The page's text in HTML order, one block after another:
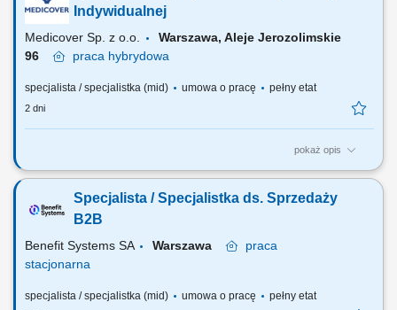
przygotowywanie ofert i budowanie relacji z klientami; Analiza wyników,
marż, rentowności projektów...
Indywidualnej
Medicover Sp. z o.o.
Warszawa, Aleje Jerozolimskie
96
praca hybrydowa
specjalista / specjalistka (mid) umowa o pracę pełny etat
2 dni
pokaż opis
Szukamy Ciebie, jeśli: jesteś na początku swojej drogi zawodowej lub
pierwsze doświadczenie w pracy w sprzedaży), chcesz rozwijać
kompetencje sprzedażowe i nauczyć się skutecznego dopasowywania
Specjalista / Specjalistka ds. Sprzedaży
B2B
Benefit Systems SA Warszawa
praca
stacjonarna
specjalista / specjalistka (mid) umowa o pracę pełny etat